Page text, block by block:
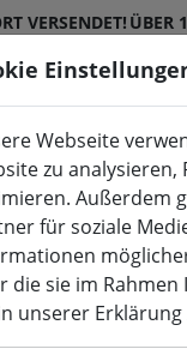
VERSENDET! ÜBER
LED Kerzen
Webseite
zu
Außerdem
für soziale
die sie im
unserer Erklärung